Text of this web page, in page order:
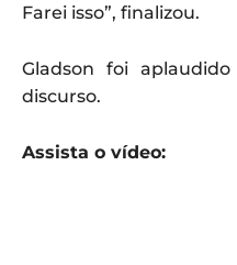
Farei isso”, finalizou.
Gladson foi
discurso.
Assista o vídeo: